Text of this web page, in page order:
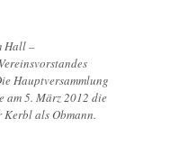
Hall –
Hauptversammlung
am 5. März 2012 die
als Obmann.